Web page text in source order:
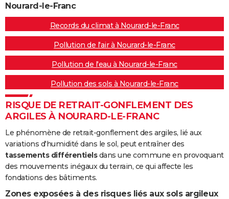
Nourard-le-Franc
Records du climat à Nourard-le-Franc
Pollution de l'air à Nourard-le-Franc
Pollution de l'eau à Nourard-le-Franc
Pollution des sols à Nourard-le-Franc
RISQUE DE RETRAIT-GONFLEMENT DES
ARGILES À NOURARD-LE-FRANC
Le phénomène de retrait-gonflement des argiles, lié aux
variations d'humidité dans le sol, peut entraîner des
tassements différentielsdans une commune en provoquant
des mouvements inégaux du terrain, ce qui affecte les
fondations des bâtiments.
Zones exposées à des risques liés aux sols argileux